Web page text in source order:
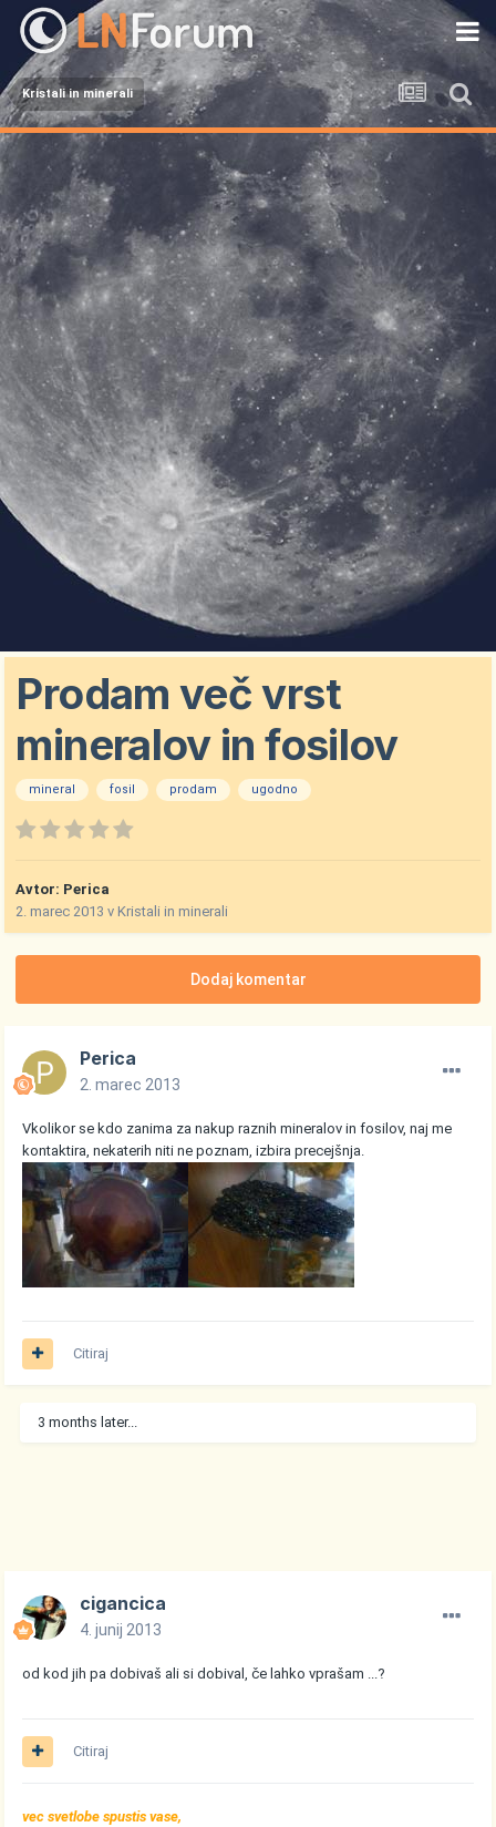
Kristali in minerali
Prodam več vrst
mineralov in fosilov
mineral fosil prodam ugodno
Avtor: Perica
2. marec 2013 vKristali in minerali
Dodaj komentar
Perica
2. marec 2013
Vkolikor se kdo zanima za nakup raznih mineralov in fosilov, naj me
kontaktira, nekaterih niti ne poznam, izbira precejšnja.
Citiraj
3 months later...
cigancica
4. junij 2013
od kod jih pa dobivaš ali si dobival, če lahko vprašam ...?
Citiraj
vec svetlobe spustis vase,